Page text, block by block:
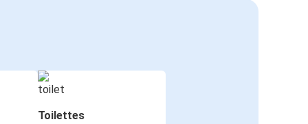
Toilettes